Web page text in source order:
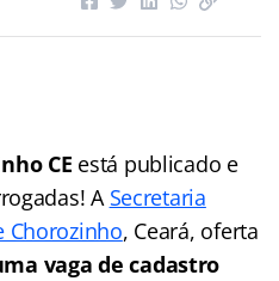
CE está publicado e
A Secretaria
Chorozinho, Ceará, oferta
vaga de cadastro